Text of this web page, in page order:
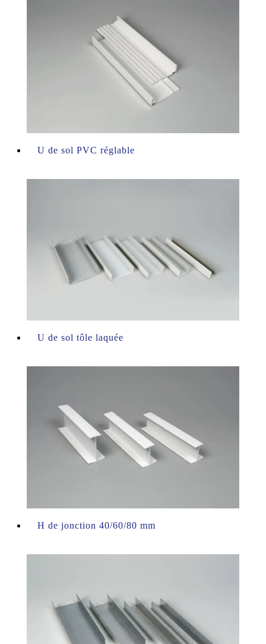
U de sol PVC réglable
U de sol tôle laquée
H de jonction 40/60/80 mm